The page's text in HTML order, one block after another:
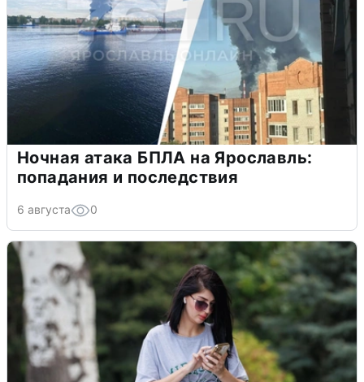
Ночная атака БПЛА на Ярославль:
попадания и последствия
6 августа 0